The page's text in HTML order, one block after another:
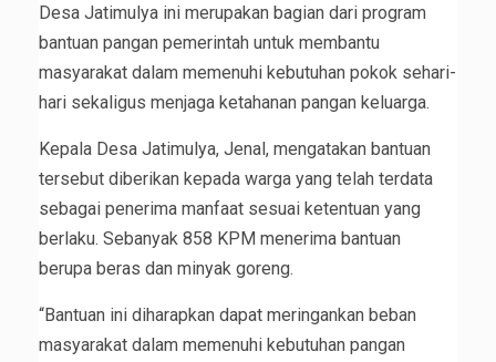
Desa Jatimulya ini merupakan bagian dari program
bantuan pangan pemerintah untuk membantu
masyarakat dalam memenuhi kebutuhan pokok sehari-
hari sekaligus menjaga ketahanan pangan keluarga.
Kepala Desa Jatimulya, Jenal, mengatakan bantuan
tersebut diberikan kepada warga yang telah terdata
sebagai penerima manfaat sesuai ketentuan yang
berlaku. Sebanyak 858 KPM menerima bantuan
berupa beras dan minyak goreng.
“Bantuan ini diharapkan dapat meringankan beban
masyarakat dalam memenuhi kebutuhan pangan